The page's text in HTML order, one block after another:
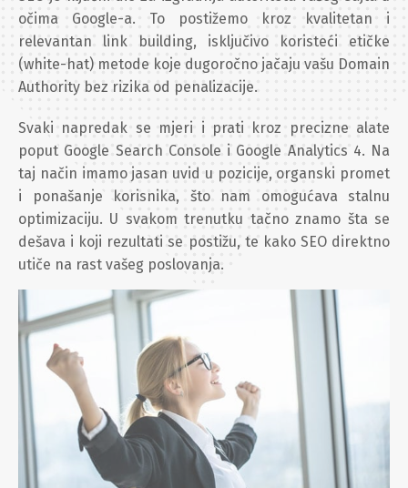
očima Google-a. To postižemo kroz kvalitetan i
relevantan link building, isključivo koristeći etičke
(white-hat) metode koje dugoročno jačaju vašu Domain
Authority bez rizika od penalizacije.
Svaki napredak se mjeri i prati kroz precizne alate
poput Google Search Console i Google Analytics 4. Na
taj način imamo jasan uvid u pozicije, organski promet
i ponašanje korisnika, što nam omogućava stalnu
optimizaciju. U svakom trenutku tačno znamo šta se
dešava i koji rezultati se postižu, te kako SEO direktno
utiče na rast vašeg poslovanja.